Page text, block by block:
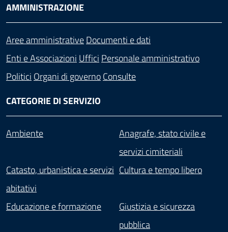
AMMINISTRAZIONE
Aree amministrativeDocumenti e dati
Enti e Associazioni Uffici Personale amministrativo
Politici Organi di governoConsulte
CATEGORIE DI SERVIZIO
Ambiente
Anagrafe, stato civile e
servizi cimiteriali
Catasto, urbanistica e servizi
abitativi
Cultura e tempo libero
Educazione e formazione
Giustizia e sicurezza
pubblica